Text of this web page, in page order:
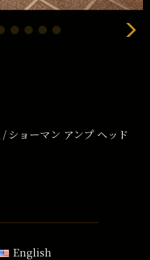
ショーマン アンプ ヘッド
English